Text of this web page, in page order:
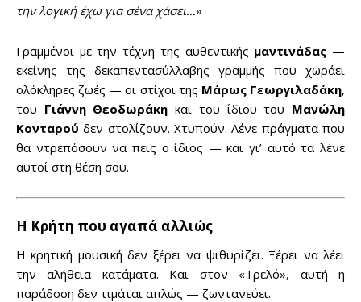
την λογική έχω για σένα χάσει…»
Γραμμένοι με την τέχνη της αυθεντικής μαντινάδας —
εκείνης της δεκαπεντασύλλαβης γραμμής που χωράει
ολόκληρες ζωές — οι στίχοι της Μάρως Γεωργιλαδάκη,
του Γιάννη Θεοδωράκη και του ίδιου του Μανώλη
Κονταρού δεν στολίζουν. Χτυπούν. Λένε πράγματα που
θα ντρεπόσουν να πεις ο ίδιος — και γι’ αυτό τα λένε
αυτοί στη θέση σου.
Η Κρήτη που αγαπά αλλιώς
Η κρητική μουσική δεν ξέρει να ψιθυρίζει. Ξέρει να λέει
την αλήθεια κατάματα. Και στον «Τρελό», αυτή η
παράδοση δεν τιμάται απλώς — ζωντανεύει.